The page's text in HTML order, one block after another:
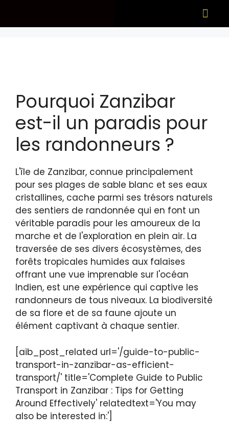
Pourquoi Zanzibar
est-il un paradis pour
les randonneurs ?
L'île de Zanzibar, connue principalement
pour ses plages de sable blanc et ses eaux
cristallines, cache parmi ses trésors naturels
des sentiers de randonnée qui en font un
véritable paradis pour les amoureux de la
marche et de l'exploration en plein air. La
traversée de ses divers écosystèmes, des
forêts tropicales humides aux falaises
offrant une vue imprenable sur l'océan
Indien, est une expérience qui captive les
randonneurs de tous niveaux. La biodiversité
de sa flore et de sa faune ajoute un
élément captivant à chaque sentier.
[aib_post_related url='/guide-to-public-
transport-in-zanzibar-as-efficient-
transport/' title='Complete Guide to Public
Transport in Zanzibar : Tips for Getting
Around Effectively' relatedtext='You may
also be interested in:']